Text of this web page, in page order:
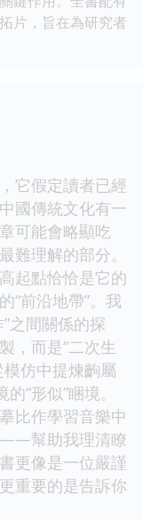
片，旨在為研究者
它假定讀者已經
國傳統文化有一
可能會略顯吃
難理解的部分。
起點恰恰是它的
“前沿地帶”。我
之間關係的探
，而是“二次生
仿中提煉齣屬
“形似”睏境。
比作學習音樂中
——幫助我理清瞭
更像是一位嚴謹
重要的是告訴你